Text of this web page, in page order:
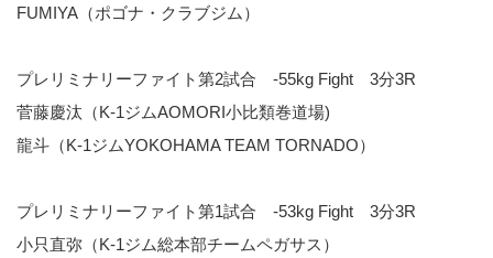
FUMIYA（ポゴナ・クラブジム）
プレリミナリーファイト第2試合 -55kg Fight 3分3R
菅藤慶汰（K-1ジムAOMORI小比類巻道場)
龍斗（K-1ジムYOKOHAMA TEAM TORNADO）
プレリミナリーファイト第1試合 -53kg Fight 3分3R
小只直弥（K-1ジム総本部チームペガサス）